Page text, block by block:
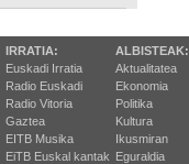
IRRATIA:
Euskadi Irratia
Radio Euskadi
Radio Vitoria
Gaztea
EITB Musika
EiTB Euskal kantak
ALBISTEAK:
Aktualitatea
Ekonomia
Politika
Kultura
Ikusmiran
Eguraldia